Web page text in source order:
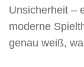
Unsicherheit –
moderne
genau weiß,